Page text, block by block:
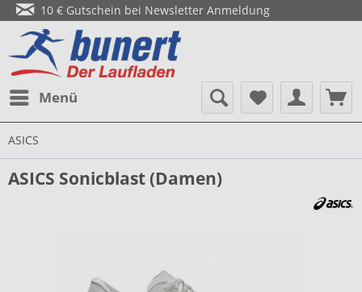
10 € Gutschein bei Newsletter Anmeldung
Menü
ASICS
ASICS Sonicblast (Damen)